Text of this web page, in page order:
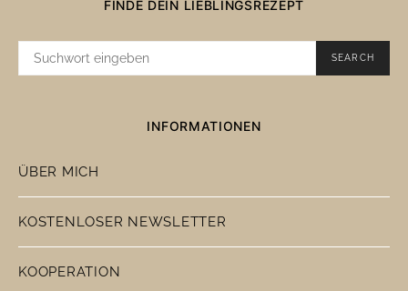
FINDE DEIN LIEBLINGSREZEPT
SUCHE
SEARCH
INFORMATIONEN
ÜBER MICH
KOSTENLOSER NEWSLETTER
KOOPERATION